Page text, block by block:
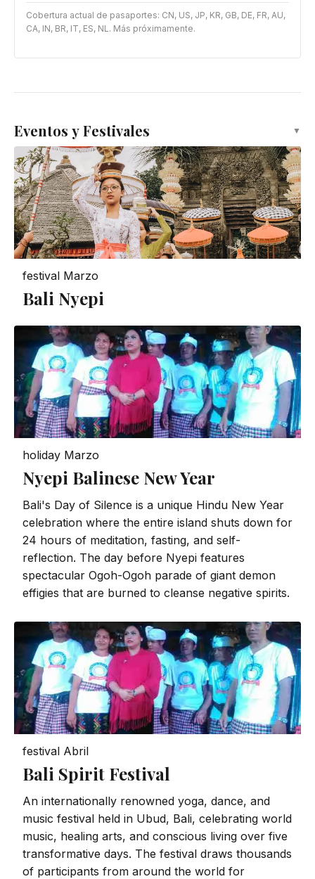
Cobertura actual de pasaportes: CN, US, JP, KR, GB, DE, FR, AU,
CA, IN, BR, IT, ES, NL. Más próximamente.
Eventos y Festivales ▼
festival Marzo
Bali Nyepi
holiday Marzo
Nyepi Balinese New Year
Bali's Day of Silence is a unique Hindu New Year
celebration where the entire island shuts down for
24 hours of meditation, fasting, and self-
reflection. The day before Nyepi features
spectacular Ogoh-Ogoh parade of giant demon
effigies that are burned to cleanse negative spirits.
festival Abril
Bali Spirit Festival
An internationally renowned yoga, dance, and
music festival held in Ubud, Bali, celebrating world
music, healing arts, and conscious living over five
transformative days. The festival draws thousands
of participants from around the world for